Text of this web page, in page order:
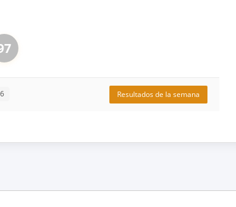
Resultados de la semana